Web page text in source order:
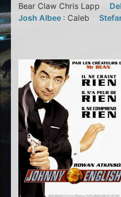
Bear Claw Chris Lapp
Josh Albee : Caleb